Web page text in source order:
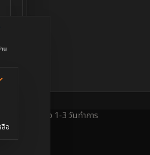
น
ลือ
ติดตั้งไว 1-3 วันทำการ